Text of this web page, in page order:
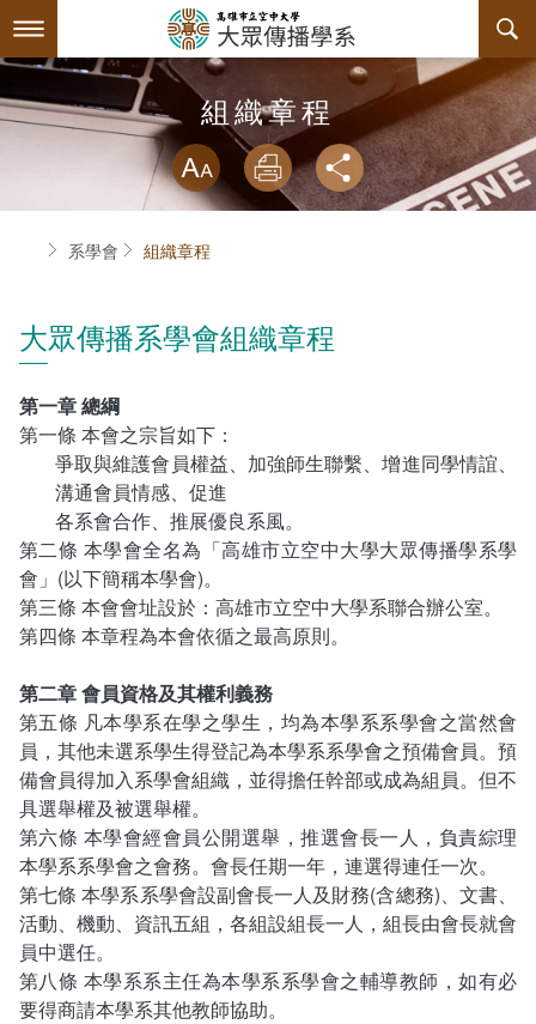
到
要
容
關於本系
系主任介紹
連絡系辦
師資陣容
課程規劃
課程資訊
教材資訊
課程地圖
課程地圖主頁
互動服務
活動花絮
學會幹部
組織章程
回空大首頁
組織章程
略過字型切
放大
列印 分享
首頁系學會 組織章程
大眾傳播系學會組織章程
第一章 總綱
第一條 本會之宗旨如下：
爭取與維護會員權益、加強師生聯繫、增進同學情誼、
溝通會員情感、促進
各系會合作、推展優良系風。
第二條 本學會全名為「高雄市立空中大學大眾傳播學系學
會」(以下簡稱本學會)。
第三條 本會會址設於：高雄市立空中大學系聯合辦公室。
第四條 本章程為本會依循之最高原則。
第二章 會員資格及其權利義務
第五條 凡本學系在學之學生，均為本學系系學會之當然會
員，其他未選系學生得登記為本學系系學會之預備會員。預
備會員得加入系學會組織，並得擔任幹部或成為組員。但不
具選舉權及被選舉權。
第六條 本學會經會員公開選舉，推選會長一人，負責綜理
本學系系學會之會務。會長任期一年，連選得連任一次。
第七條 本學系系學會設副會長一人及財務(含總務)、文書、
活動、機動、資訊五組，各組設組長一人，組長由會長就會
員中選任。
第八條 本學系系主任為本學系系學會之輔導教師，如有必
要得商請本學系其他教師協助。